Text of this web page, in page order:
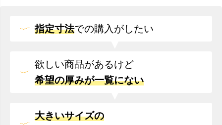
指定寸法での購入がしたい
欲しい商品があるけど
希望の厚みが一覧にない
大きいサイズの